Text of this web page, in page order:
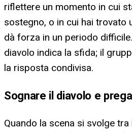
riflettere un momento in cui
sostegno, o in cui hai trovato
dà forza in un periodo
diavolo indica la sfida; il
la risposta condivisa.
Sognare il diavolo e
Quando la scena si svolge